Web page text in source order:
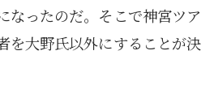
なったのだ。そこで神宮ツア
を大野氏以外にすることが決